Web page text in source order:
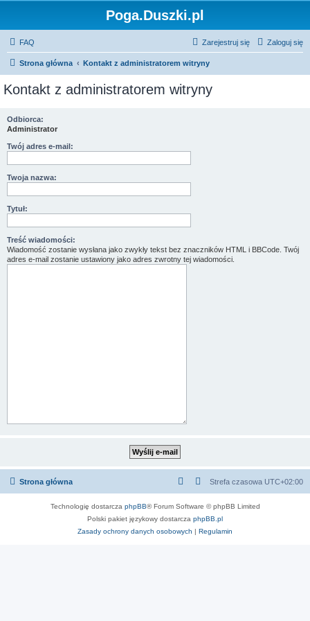
Poga.Duszki.pl
FAQ Zaloguj się
Zarejestruj się
Strona główna Kontakt z administratorem witryny
Kontakt z administratorem witryny
Odbiorca:
Administrator
Twój adres e-mail:
Twoja nazwa:
Tytuł:
Treść wiadomości:
Wiadomość zostanie wysłana jako zwykły tekst bez znaczników HTML i BBCode. Twój
adres e-mail zostanie ustawiony jako adres zwrotny tej wiadomości.
Strona główna Strefa czasowa UTC+02:00
Technologię dostarcza phpBB® Forum Software © phpBB Limited
Polski pakiet językowy dostarcza phpBB.pl
Zasady ochrony danych osobowych | Regulamin